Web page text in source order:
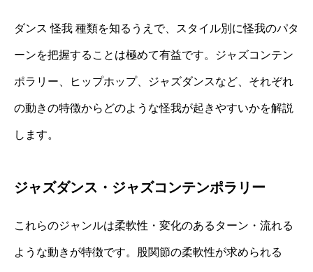
ダンス 怪我 種類を知るうえで、スタイル別に怪我のパタ
ーンを把握することは極めて有益です。ジャズコンテン
ポラリー、ヒップホップ、ジャズダンスなど、それぞれ
の動きの特徴からどのような怪我が起きやすいかを解説
します。
ジャズダンス・ジャズコンテンポラリー
これらのジャンルは柔軟性・変化のあるターン・流れる
ような動きが特徴です。股関節の柔軟性が求められる